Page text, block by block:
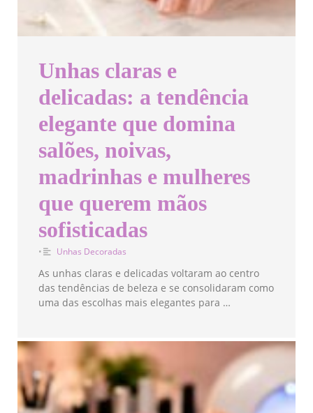
Unhas claras e
delicadas: a tendência
elegante que domina
salões, noivas,
madrinhas e mulheres
que querem mãos
sofisticadas
• Unhas Decoradas
As unhas claras e delicadas voltaram ao centro
das tendências de beleza e se consolidaram como
uma das escolhas mais elegantes para …